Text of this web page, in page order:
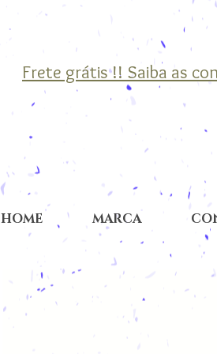
Frete grátis !! Saiba as
HOME MARCA